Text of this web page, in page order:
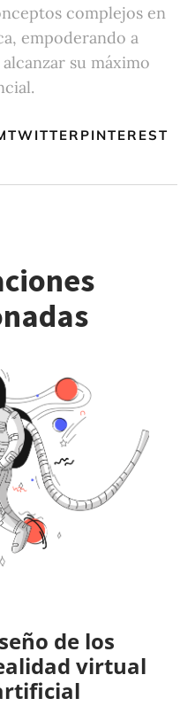
complejos en
empoderando a
su máximo
de los
virtual